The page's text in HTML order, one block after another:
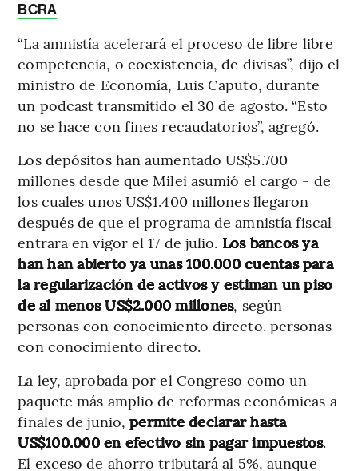
BCRA
“La amnistía acelerará el proceso de libre libre
competencia, o coexistencia, de divisas”, dijo el
ministro de Economía, Luis Caputo, durante
un podcast transmitido el 30 de agosto. “Esto
no se hace con fines recaudatorios”, agregó.
Los depósitos han aumentado US$5.700
millones desde que Milei asumió el cargo - de
los cuales unos US$1.400 millones llegaron
después de que el programa de amnistía fiscal
entrara en vigor el 17 de julio. Los bancos ya
han han abierto ya unas 100.000 cuentas para
la regularización de activos y estiman un piso
de al menos US$2.000 millones, según
personas con conocimiento directo. personas
con conocimiento directo.
La ley, aprobada por el Congreso como un
paquete más amplio de reformas económicas a
finales de junio,permite declarar hasta
US$100.000 en efectivo sin pagar impuestos.
El exceso de ahorro tributará al 5%, aunque